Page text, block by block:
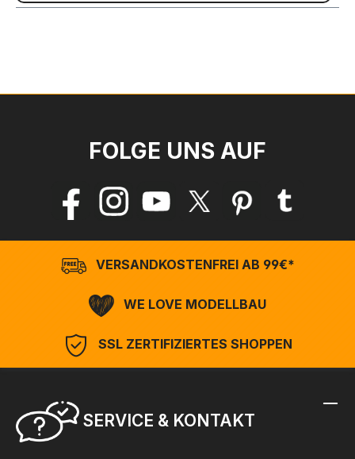
FOLGE UNS AUF
VERSANDKOSTENFREI AB 99€*
WE LOVE MODELLBAU
SSL ZERTIFIZIERTES SHOPPEN
SERVICE & KONTAKT